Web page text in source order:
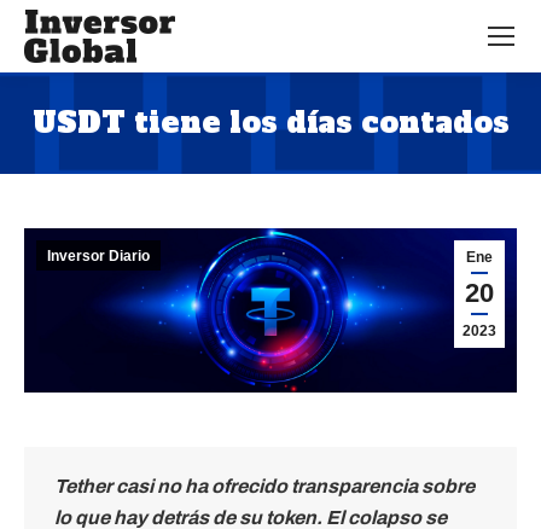
USDT tiene los días contados
Ene
20
2023
Inversor Diario
Tether casi no ha ofrecido transparencia sobre
lo que hay detrás de su token. El colapso se